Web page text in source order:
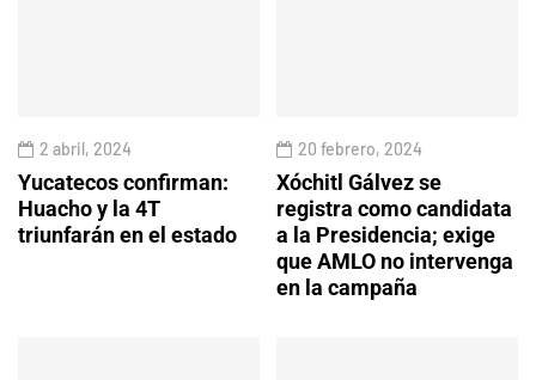
2 abril, 2024
Yucatecos confirman:
Huacho y la 4T
triunfarán en el estado
20 febrero, 2024
Xóchitl Gálvez se
registra como candidata
a la Presidencia; exige
que AMLO no intervenga
en la campaña